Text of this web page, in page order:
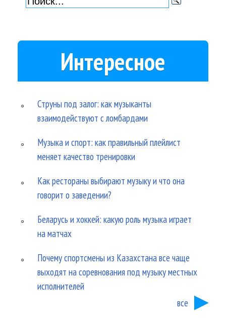
Интересное
Струны под залог: как музыканты
взаимодействуют с ломбардами
Музыка и спорт: как правильный плейлист
меняет качество тренировки
Как рестораны выбирают музыку и что она
говорит о заведении?
Беларусь и хоккей: какую роль музыка играет
на матчах
Почему спортсмены из Казахстана все чаще
выходят на соревнования под музыку местных
исполнителей
все